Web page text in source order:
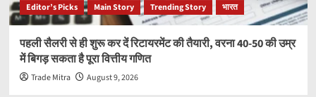
Editor’s Picks Main Story Trending Story भारत
पहली सैलरी से ही शुरू कर दें रिटायरमेंट की तैयारी, वरना 40-50 की उम्र
में बिगड़ सकता है पूरा वित्तीय गणित
Trade Mitra August 9, 2026